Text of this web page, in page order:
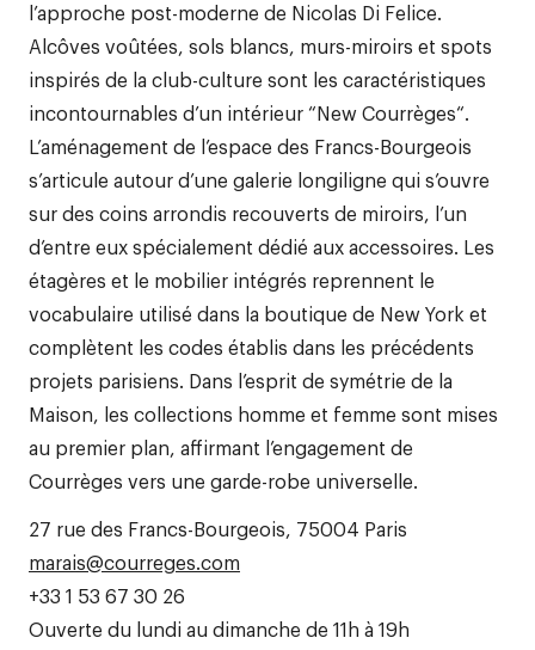
l’approche post-moderne de Nicolas Di Felice.
Alcôves voûtées, sols blancs, murs-miroirs et spots
inspirés de la club-culture sont les caractéristiques
incontournables d’un intérieur “New Courrèges“.
L’aménagement de l’espace des Francs-Bourgeois
s’articule autour d’une galerie longiligne qui s’ouvre
sur des coins arrondis recouverts de miroirs, l’un
d’entre eux spécialement dédié aux accessoires. Les
étagères et le mobilier intégrés reprennent le
vocabulaire utilisé dans la boutique de New York et
complètent les codes établis dans les précédents
projets parisiens. Dans l’esprit de symétrie de la
Maison, les collections homme et femme sont mises
au premier plan, affirmant l’engagement de
Courrèges vers une garde-robe universelle.
27 rue des Francs-Bourgeois, 75004 Paris
marais@courreges.com
+33 1 53 67 30 26
Ouverte du lundi au dimanche de 11h à 19h